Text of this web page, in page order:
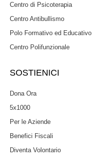
Centro di Psicoterapia
Centro Antibullismo
Polo Formativo ed Educativo
Centro Polifunzionale
SOSTIENICI
Dona Ora
5x1000
Per le Aziende
Benefici Fiscali
Diventa Volontario